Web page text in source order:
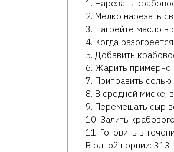
1. Нарезать
2. Мелко нарезать
3. Нагрейте масло в
4. Когда
5. Добавить
6. Жарить примерно
7. Приправить
8. В средней миске,
9. Перемешать сыр
10. Залить
11. Готовить в
В одной порции: